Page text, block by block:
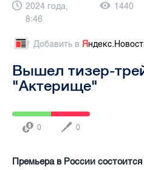
2024 года,
8:46
1440
Добавить в Я
Вышел тизер-
"Актерище"
0 0
Премьера в России состоится